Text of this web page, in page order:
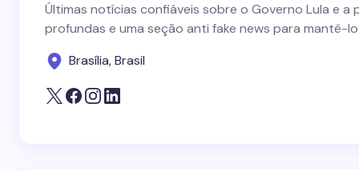
Últimas notícias confiáveis sobre o Governo Lula e
profundas e uma seção anti fake news para mantê-
Brasília, Brasil